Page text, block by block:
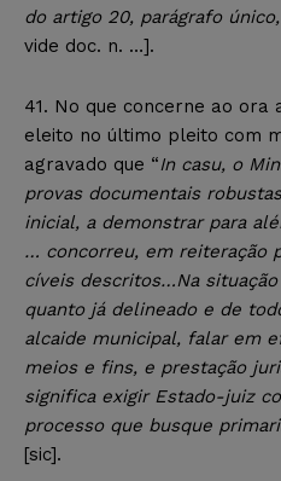
do artigo 20, parágrafo
vide doc. n. …].
41. No que concerne ao
eleito no último pleito com
agravado que “In casu, o
provas documentais
inicial, a demonstrar para
… concorreu, em reiteração
cíveis descritos…Na
quanto já delineado e de
alcaide municipal, falar em
meios e fins, e prestação
significa exigir Estado-juiz
processo que busque
[sic].